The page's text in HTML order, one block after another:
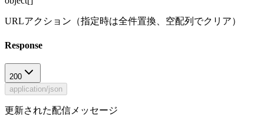
URLアクション（指定時は全件置換、空配列でクリア）
Response
200
application/json
更新された配信メッセージ